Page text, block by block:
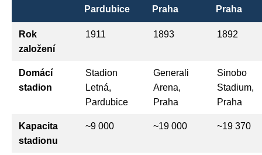
Pardubice
Praha
Praha
Rok
založení
1911 1893 1892
Domácí
stadion
Stadion
Letná,
Pardubice
Generali
Arena,
Praha
Sinobo
Stadium,
Praha
Kapacita
stadionu
~9 000 ~19 000 ~19 370